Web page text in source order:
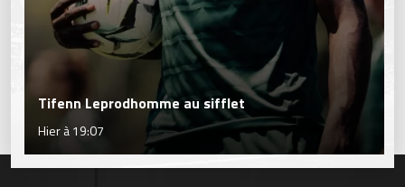
Tifenn Leprodhomme au sifflet
Hier à 19:07